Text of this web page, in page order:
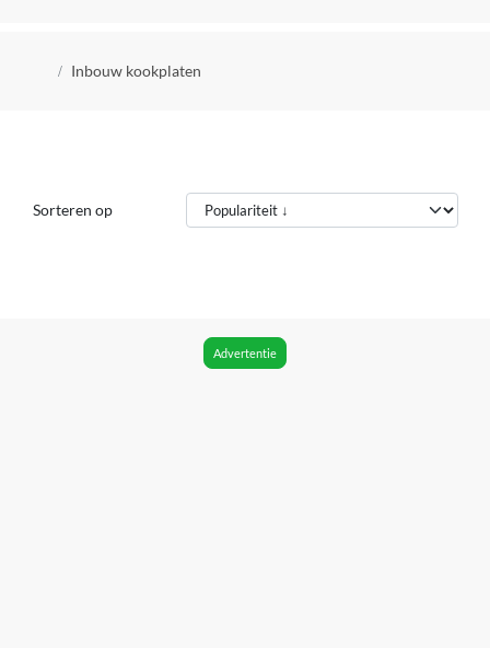
Kruimelpad
Inbouw kookplaten
Sorteren op
Advertentie